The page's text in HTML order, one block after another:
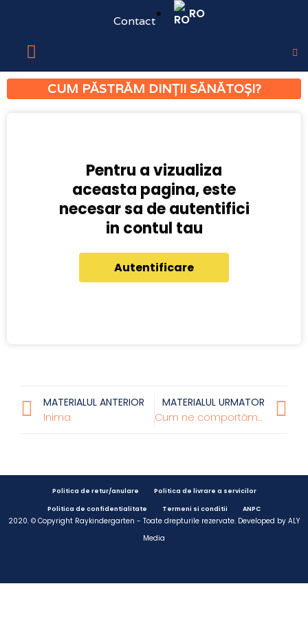
Contact RO
CUM PĂSTRĂM DINȚII SĂNĂTOȘI?
Pentru a vizualiza
aceasta pagina, este
necesar sa de autentifici
in contul tau
Autentificare
MATERIALUL ANTERIOR
Inima
MATERIALUL URMATOR
Cum ne comportăm în familie?
Politica de retur/anulare Politica de livrare a servicilor
Politica de confidentialitate Termeni si conditii ANPC
2020. © Copyright Raykindergarten - Toate drepturile rezervate. Developed by ALY
Media